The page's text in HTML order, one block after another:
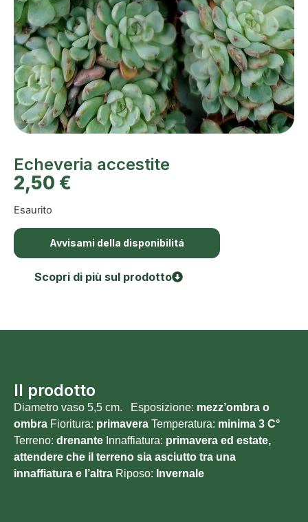
Echeveria accestite
2,50 €
Esaurito
Avvisami della disponibilitá
Scopri di più sul prodotto
Il prodotto
Diametro vaso 5,5 cm. Esposizione: mezz’ombra o
ombra Fioritura: primavera Temperatura: minima 3 C°
Terreno: drenante Innaffiatura: primavera ed estate,
attendere che il terreno sia asciutto tra una
innaffiatura e l’altra Riposo: Invernale